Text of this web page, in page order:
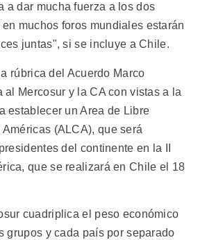
a dar mucha fuerza a los dos
muchos foros mundiales estarán
juntas", si se incluye a Chile.
rúbrica del Acuerdo Marco
al Mercosur y la CA con vistas a la
establecer un Area de Libre
(ALCA), que será
del continente en la II
que se realizará en Chile el 18
cuadriplica el peso económico
grupos y cada país por separado